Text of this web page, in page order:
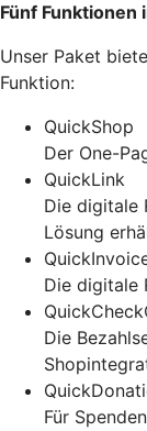
Fünf Funktionen
Unser Paket
Funktion:
QuickShop
Der One-
QuickLink
Die digitale
Lösung
Die digitale
Die
Für